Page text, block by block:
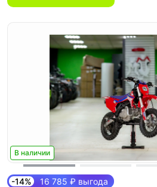
В наличии
-14% 16 785 ₽ выгода